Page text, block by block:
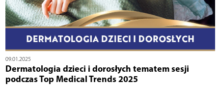
09.01.2025
Dermatologia dzieci i dorosłych tematem sesji
podczas Top Medical Trends 2025